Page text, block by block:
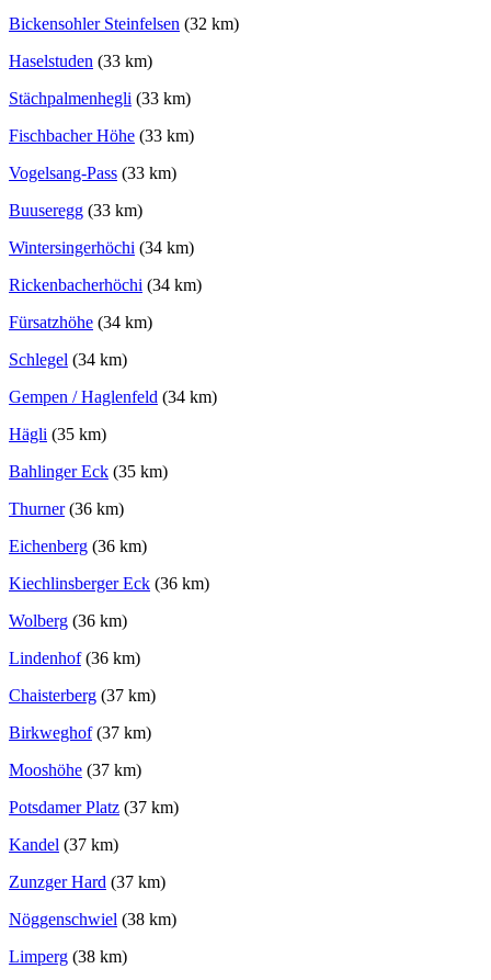
Bickensohler Steinfelsen (32 km)
Haselstuden (33 km)
Stächpalmenhegli (33 km)
Fischbacher Höhe (33 km)
Vogelsang-Pass (33 km)
Buuseregg (33 km)
Wintersingerhöchi (34 km)
Rickenbacherhöchi (34 km)
Fürsatzhöhe (34 km)
Schlegel (34 km)
Gempen / Haglenfeld (34 km)
Hägli (35 km)
Bahlinger Eck (35 km)
Thurner(36 km)
Eichenberg (36 km)
Kiechlinsberger Eck (36 km)
Wolberg (36 km)
Lindenhof(36 km)
Chaisterberg (37 km)
Birkweghof(37 km)
Mooshöhe (37 km)
Potsdamer Platz (37 km)
Kandel (37 km)
Zunzger Hard (37 km)
Nöggenschwiel (38 km)
Limperg (38 km)